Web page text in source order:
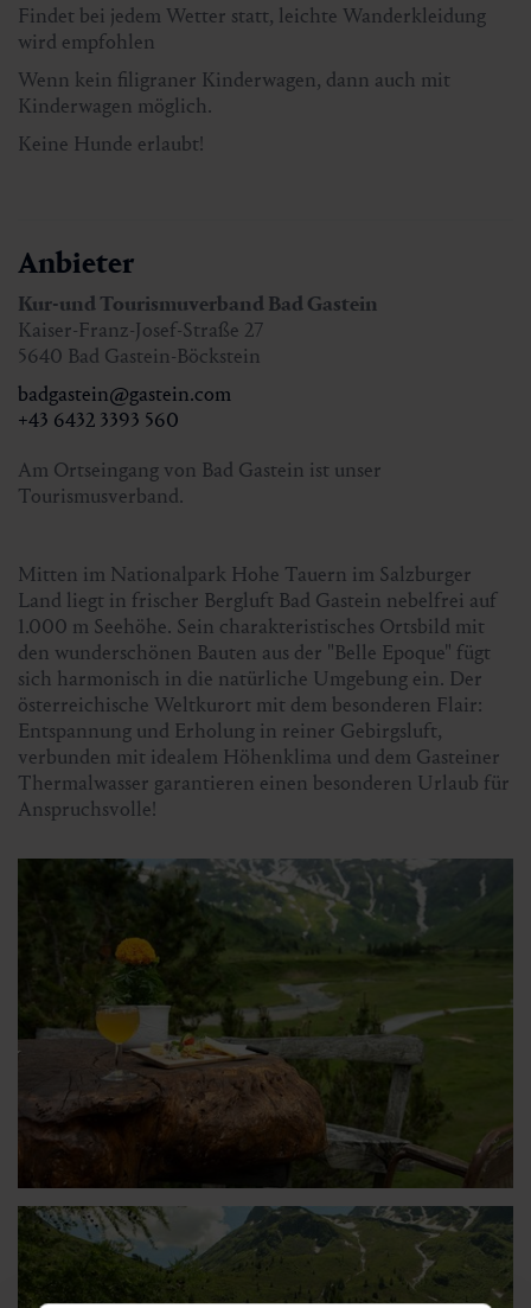
Preis:€ 70,00 inkl. Mautgebühr
Dauerca. 5,5 Stunden
Treffpunkt um 10.45 Uhr in Sportgastein
wird empfohlen
bis zum Vortag 12.00 Uhr oder im Erlebnis Shop online.
Begrenzte Teilnehmerzahl!
Findet bei jedem Wetter statt, leichte Wanderkleidung
wird empfohlen
Wenn kein filigraner Kinderwagen, dann auch mit
Kinderwagen möglich.
Keine Hunde erlaubt!
Anbieter
Kur-und Tourismuverband Bad Gastein
Kaiser-Franz-Josef-Straße 27
5640 Bad Gastein-Böckstein
badgastein@gastein.com
+43 6432 3393 560
Am Ortseingang von Bad Gastein ist unser
Tourismusverband.
Mitten im Nationalpark Hohe Tauern im Salzburger
Land liegt in frischer Bergluft Bad Gastein nebelfrei auf
1.000 m Seehöhe. Sein charakteristisches Ortsbild mit
den wunderschönen Bauten aus der "Belle Epoque" fügt
sich harmonisch in die natürliche Umgebung ein. Der
österreichische Weltkurort mit dem besonderen Flair:
Entspannung und Erholung in reiner Gebirgsluft,
verbunden mit idealem Höhenklima und dem Gasteiner
Thermalwasser garantieren einen besonderen Urlaub für
Anspruchsvolle!